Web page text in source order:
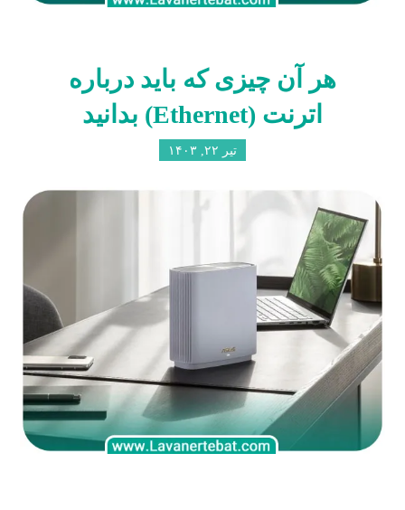
هر آن چیزی که باید درباره
اترنت (Ethernet) بدانید
تیر ۲۲, ۱۴۰۳